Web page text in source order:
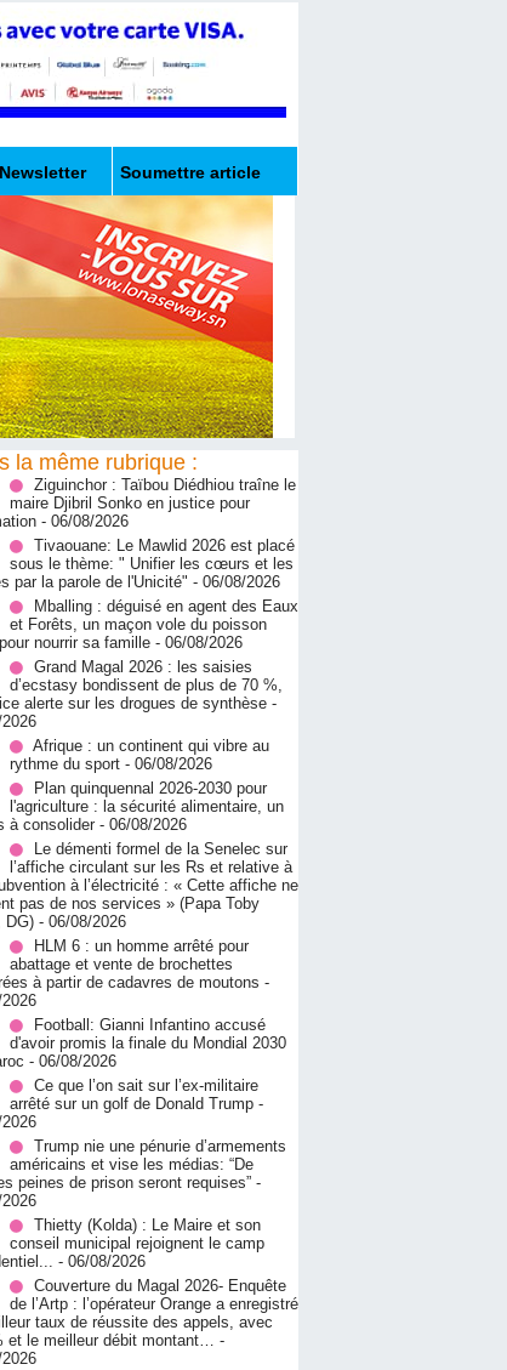
Newsletter Soumettre article
la même rubrique :
Ziguinchor : Taïbou Diédhiou traîne le
maire Djibril Sonko en justice pour
- 06/08/2026
Tivaouane: Le Mawlid 2026 est placé
sous le thème: " Unifier les cœurs et les
par la parole de l'Unicité" - 06/08/2026
Mballing : déguisé en agent des Eaux
et Forêts, un maçon vole du poisson
nourrir sa famille - 06/08/2026
Grand Magal 2026 : les saisies
d’ecstasy bondissent de plus de 70 %,
alerte sur les drogues de synthèse -
Afrique : un continent qui vibre au
rythme du sport - 06/08/2026
Plan quinquennal 2026-2030 pour
l'agriculture : la sécurité alimentaire, un
à consolider - 06/08/2026
Le démenti formel de la Senelec sur
l’affiche circulant sur les Rs et relative à
à l’électricité : « Cette affiche ne
pas de nos services » (Papa Toby
DG) - 06/08/2026
HLM 6 : un homme arrêté pour
abattage et vente de brochettes
à partir de cadavres de moutons -
Football: Gianni Infantino accusé
d'avoir promis la finale du Mondial 2030
- 06/08/2026
Ce que l’on sait sur l’ex-militaire
arrêté sur un golf de Donald Trump -
Trump nie une pénurie d’armements
américains et vise les médias: “De
peines de prison seront requises” -
‎Thietty (Kolda) : Le Maire et son
conseil municipal rejoignent le camp
- 06/08/2026
Couverture du Magal 2026- Enquête
de l’Artp : l’opérateur Orange a enregistré
taux de réussite des appels, avec
et le meilleur débit montant… -